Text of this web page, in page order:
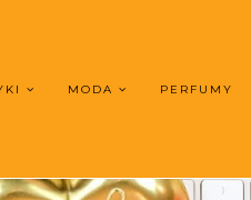
MODA PERFUMY